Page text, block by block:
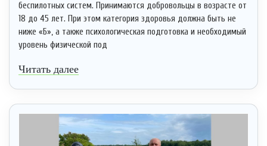
беспилотных систем. Принимаются добровольцы в возрасте от
18 до 45 лет. При этом категория здоровья должна быть не
ниже «Б», а также психологическая подготовка и необходимый
уровень физической под
Читать далее